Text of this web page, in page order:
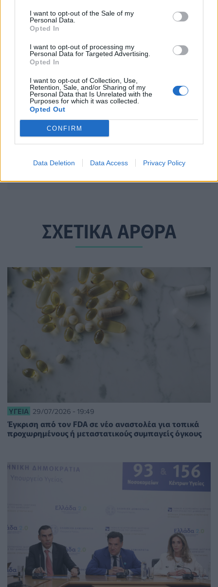
I want to opt-out of the Sale of my
Personal Data.
Opted In
I want to opt-out of processing my
Personal Data for Targeted Advertising.
Opted In
I want to opt-out of Collection, Use,
Retention, Sale, and/or Sharing of my
Personal Data that Is Unrelated with the
Purposes for which it was collected.
Opted Out
CONFIRM
Data Deletion Data Access Privacy Policy
ΠΕΡΙΣΣΟΤΕΡΑ ΣΤΗΝ ΙΔΙΑ ΚΑΤΗΓΟΡΙΑ
ΠΦΣ - Βαλτάς: «Ευχαριστώ για την
εμπιστοσύνη»
κατοικίδια και στην ατομική υγιεινή
ΣΧΕΤΙΚΑ ΑΡΘΡΑ
ΥΓΕΊΑ 29/07/2026 - 19:49
Έγκριση από τον FDA σε νέο αναστολέα για τοπικά
προχωρημένους ή μεταστατικούς συμπαγείς όγκους